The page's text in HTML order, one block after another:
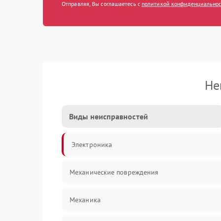
Отправляя, Вы соглашаетесь с политикой
Виды неисправностей
Электроника
Механические повреждения
Механика